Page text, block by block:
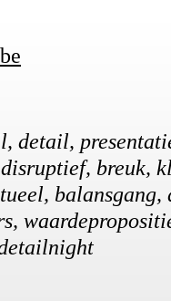
detail,
breuk,
balansgang,